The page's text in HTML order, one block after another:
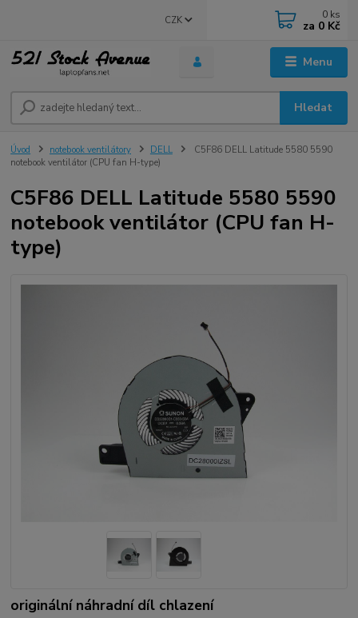
Menu
CZK
Hledat
0 ks
za 0 Kč
Úvod notebook ventilátory DELL
C5F86 DELL Latitude 5580 5590
notebook ventilátor (CPU fan H-type)
C5F86 DELL Latitude 5580 5590
notebook ventilátor (CPU fan H-
type)
originální náhradní díl chlazení